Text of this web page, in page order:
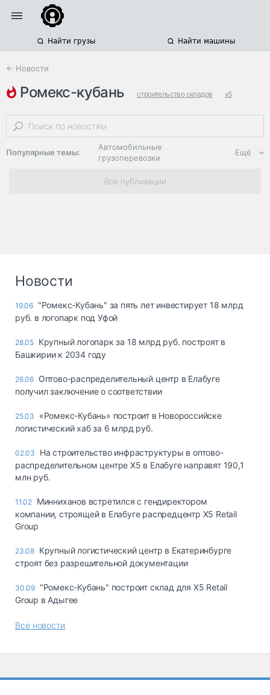
Найти грузы Найти машины
← Новости
ромекс-кубань строительство складов x5
распределительные центры
Популярные темы:
Автомобильные
грузоперевозки
Региональная
логистика
опасные грузы
страхование
Склады и
грузовые
Коммерческий
транспорт
Спецтехника
Топливо, масла и
автохимия
Дзен
Ещё
Все публикации
Новости
19.06 "Ромекс-Кубань" за пять лет инвестирует 18 млрд
руб. в логопарк под Уфой
28.05 Крупный логопарк за 18 млрд руб. построят в
Башкирии к 2034 году
26.06 Оптово-распределительный центр в Елабуге
получил заключение о соответствии
25.03
«Ромекс-Кубань» построит в Новороссийске
логистический хаб за 6 млрд руб.
02.03
На строительство инфраструктуры в оптово-
распределительном центре X5 в Елабуге направят 190,1
млн руб.
11.02 Минниханов встретился с гендиректором
компании, строящей в Елабуге распредцентр X5 Retail
Group
23.08 Крупный логистический центр в Екатеринбурге
строят без разрешительной документации
30.09 "Ромекс-Кубань" построит склад для Х5 Retail
Group в Адыгее
Все новости